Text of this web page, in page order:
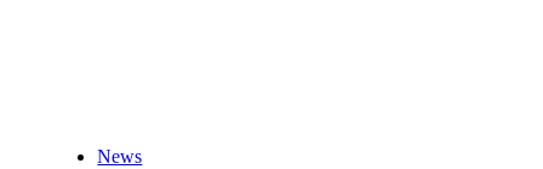
News